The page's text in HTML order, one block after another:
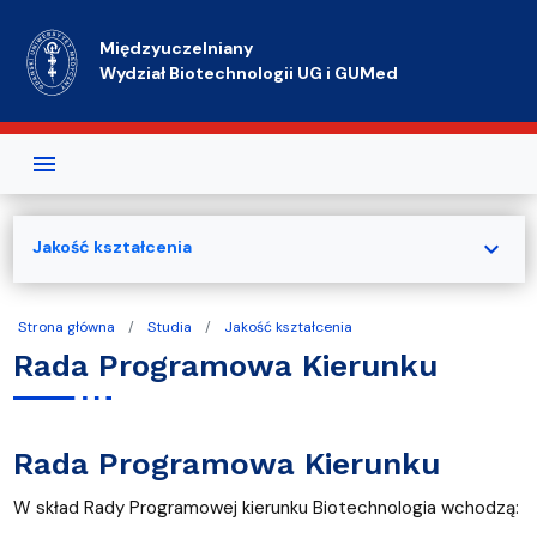
Międzyuczelniany
Wydział Biotechnologii UG i GUMed
Strona główna Studia Jakość kształcenia
Rada Programowa Kierunku
Rada Programowa Kierunku
W skład Rady Programowej kierunku Biotechnologia wchodzą:
Jakość kształcenia expand_more